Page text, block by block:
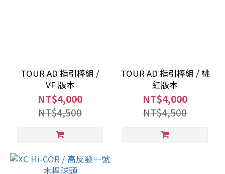
TOUR AD 指引棒組 /
VF 版本
NT$4,000
NT$4,500
TOUR AD 指引棒組 / 桃
紅版本
NT$4,000
NT$4,500